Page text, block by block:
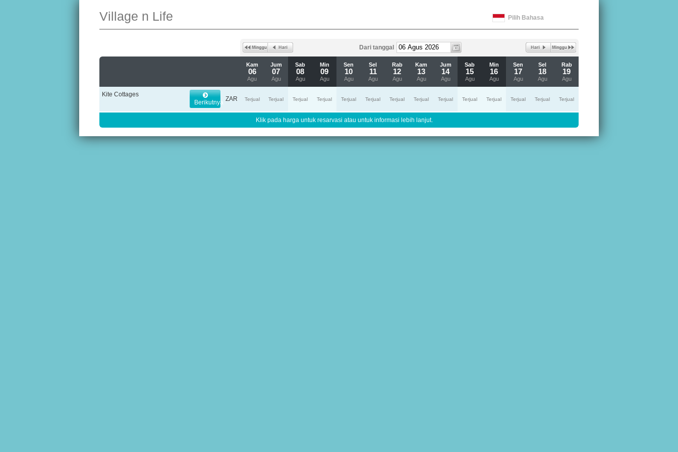
Pilih Bahasa
Village n Life
Dari tanggal
Kam
06
Agu
Jum
07
Agu
Sab
08
Agu
Min
09
Agu
Sen
10
Agu
Sel
11
Agu
Rab
12
Agu
Kam
13
Agu
Jum
14
Agu
Sab
15
Agu
Min
16
Agu
Sen
17
Agu
Sel
18
Agu
Rab
19
Agu
Kite Cottages
Berikutnya ZAR Terjual Terjual Terjual Terjual Terjual Terjual Terjual Terjual Terjual Terjual Terjual Terjual Terjual Terjual
Klik pada harga untuk resarvasi atau untuk informasi lebih lanjut.